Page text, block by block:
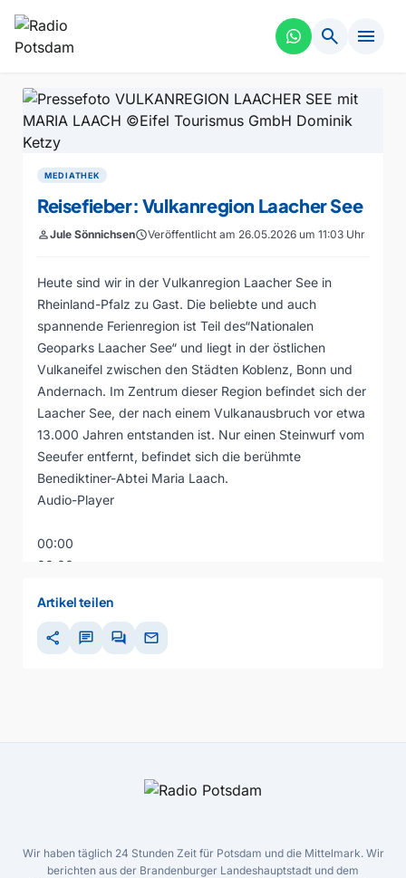
search menu
MEDIATHEK
Reisefieber: Vulkanregion Laacher See
personJule SönnichsenscheduleVeröffentlicht am 26.05.2026 um 11:03 Uhr
Heute sind wir in der Vulkanregion Laacher See in
Rheinland-Pfalz zu Gast. Die beliebte und auch
spannende Ferienregion ist Teil des“Nationalen
Geoparks Laacher See“ und liegt in der östlichen
Vulkaneifel zwischen den Städten Koblenz, Bonn und
Andernach. Im Zentrum dieser Region befindet sich der
Laacher See, der nach einem Vulkanausbruch vor etwa
13.000 Jahren entstanden ist. Nur einen Steinwurf vom
Seeufer entfernt, befindet sich die berühmte
Benediktiner-Abtei Maria Laach.
Audio-Player
00:00
00:00
Artikel teilen
share chat forum mail
Wir haben täglich 24 Stunden Zeit für Potsdam und die Mittelmark. Wir
berichten aus der Brandenburger Landeshauptstadt und dem